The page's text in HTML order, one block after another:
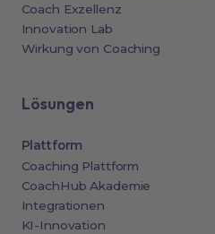
Coach Exzellenz
Innovation Lab
Wirkung von Coaching
Lösungen
Plattform
Coaching Plattform
CoachHub Akademie
Integrationen
KI-Innovation